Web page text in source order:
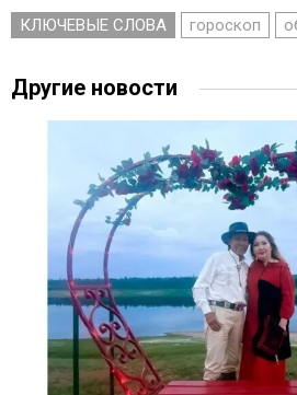
КЛЮЧЕВЫЕ СЛОВА гороскоп
Другие новости